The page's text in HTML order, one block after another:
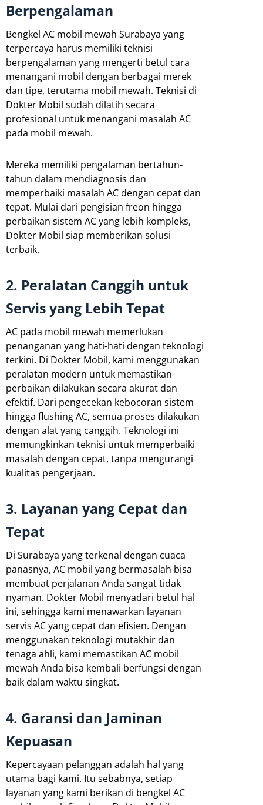
Berpengalaman
Bengkel AC mobil mewah Surabaya yang
terpercaya harus memiliki teknisi
berpengalaman yang mengerti betul cara
menangani mobil dengan berbagai merek
dan tipe, terutama mobil mewah. Teknisi di
Dokter Mobil sudah dilatih secara
profesional untuk menangani masalah AC
pada mobil mewah.
Mereka memiliki pengalaman bertahun-
tahun dalam mendiagnosis dan
memperbaiki masalah AC dengan cepat dan
tepat. Mulai dari pengisian freon hingga
perbaikan sistem AC yang lebih kompleks,
Dokter Mobil siap memberikan solusi
terbaik.
2. Peralatan Canggih untuk
Servis yang Lebih Tepat
AC pada mobil mewah memerlukan
penanganan yang hati-hati dengan teknologi
terkini. Di Dokter Mobil, kami menggunakan
peralatan modern untuk memastikan
perbaikan dilakukan secara akurat dan
efektif. Dari pengecekan kebocoran sistem
hingga flushing AC, semua proses dilakukan
dengan alat yang canggih. Teknologi ini
memungkinkan teknisi untuk memperbaiki
masalah dengan cepat, tanpa mengurangi
kualitas pengerjaan.
3. Layanan yang Cepat dan
Tepat
Di Surabaya yang terkenal dengan cuaca
panasnya, AC mobil yang bermasalah bisa
membuat perjalanan Anda sangat tidak
nyaman. Dokter Mobil menyadari betul hal
ini, sehingga kami menawarkan layanan
servis AC yang cepat dan efisien. Dengan
menggunakan teknologi mutakhir dan
tenaga ahli, kami memastikan AC mobil
mewah Anda bisa kembali berfungsi dengan
baik dalam waktu singkat.
4. Garansi dan Jaminan
Kepuasan
Kepercayaan pelanggan adalah hal yang
utama bagi kami. Itu sebabnya, setiap
layanan yang kami berikan di bengkel AC